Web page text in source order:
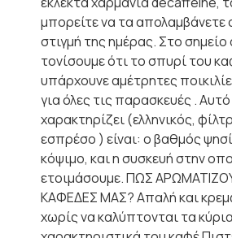
μπορείτε να τα
στιγμή της ημέρας. Στο σημείο
τονίσουμε ότι το σπυρί του
υπάρχουνε αμέτρητες
για όλες τις παρασκευές .
χαρακτηρίζει (ελληνικός,
εσπρέσο ) είναι: ο βαθμός
κόψιμο, και η συσκευή στην
ετοιμάσουμε. ΠΩΣ
ΚΑΦΕΔΕΣ ΜΑΣ? Απαλή και
χωρίς να καλύπτονται τα κύρια